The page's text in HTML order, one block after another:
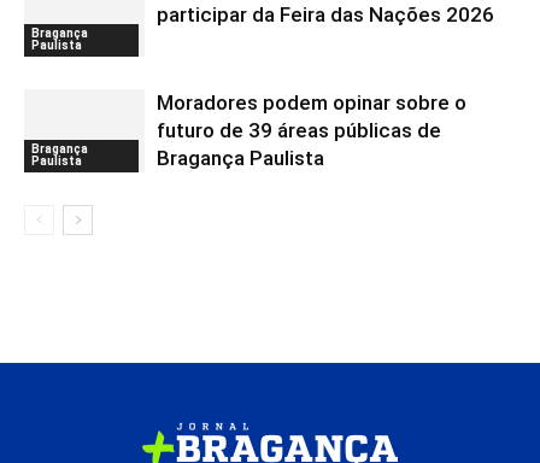
Bragança
Paulista
participar da Feira das Nações 2026
Bragança
Paulista
Moradores podem opinar sobre o
futuro de 39 áreas públicas de
Bragança Paulista